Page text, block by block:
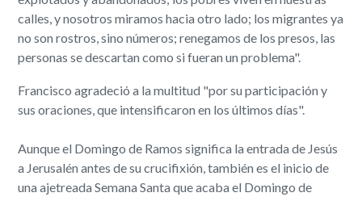
calles, y nosotros miramos hacia otro lado; los migrantes ya
no son rostros, sino números; renegamos de los presos, las
personas se descartan como si fueran un problema".
Francisco agradeció a la multitud "por su participación y
sus oraciones, que intensificaron en los últimos días".
Aunque el Domingo de Ramos significa la entrada de Jesús
a Jerusalén antes de su crucifixión, también es el inicio de
una ajetreada Semana Santa que acaba el Domingo de